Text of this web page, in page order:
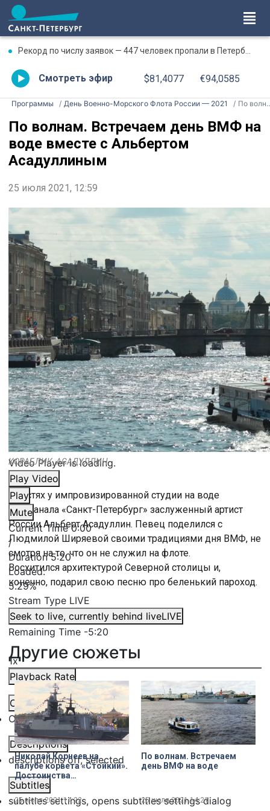
Рекорд по числу заявок — 447 человек пропали в Петербурге и Ленобласти в июле
Смотреть эфир $81,4077 €94,0585
Программы День Военно-Морского Флота России — 2021 По волнам. Встречаем день ВМФ на воде вместе с Альбертом Асадуллиным
По волнам. Встречаем день ВМФ на
воде вместе с Альбертом
Асадуллиным
25 июля 2021, 12:59
Video Player is loading.
Play Video
Play
Mute
Current Time0:00
/
Duration5:20
Loaded:
5.29%
Stream Type LIVE
Seek to live, currently behind liveLIVE
Remaining Time -5:20
1x
Playback Rate
Chapters
Chapters
Descriptions
descriptions off, selected
Subtitles
subtitles settings, opens subtitles settings dialog
КОРАБЛИК_АСАДУЛЛИН
В гостях у импровизированной студии на воде
телеканала «Санкт-Петербург» заслуженный артист
России Альберт Асадуллин. Певец поделился с
Людмилой Ширяевой своими традициями дня ВМФ, не
смотря на то, что он не служил на флоте.
Восхитился архитектурой Северной столицы и,
конечно, подарил свою песню про беленький пароход.
Другие сюжеты
Николай Корнеев на
палубе корвета «Стойкий».
Достоинства
многоцелевого корабля
ближней морской зоны
25 июля 202114:22
По волнам. Встречаем
день ВМФ на воде
25 июля 202114:21